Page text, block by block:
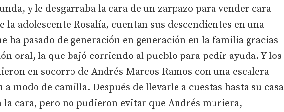
y le desgarraba la cara de un zarpazo para vender cara
la adolescente Rosalía, cuentan sus descendientes en una
ha pasado de generación en generación en la familia gracias
oral, la que bajó corriendo al pueblo para pedir ayuda. Y los
en socorro de Andrés Marcos Ramos con una escalera
a modo de camilla. Después de llevarle a cuestas hasta su casa
la cara, pero no pudieron evitar que Andrés muriera,